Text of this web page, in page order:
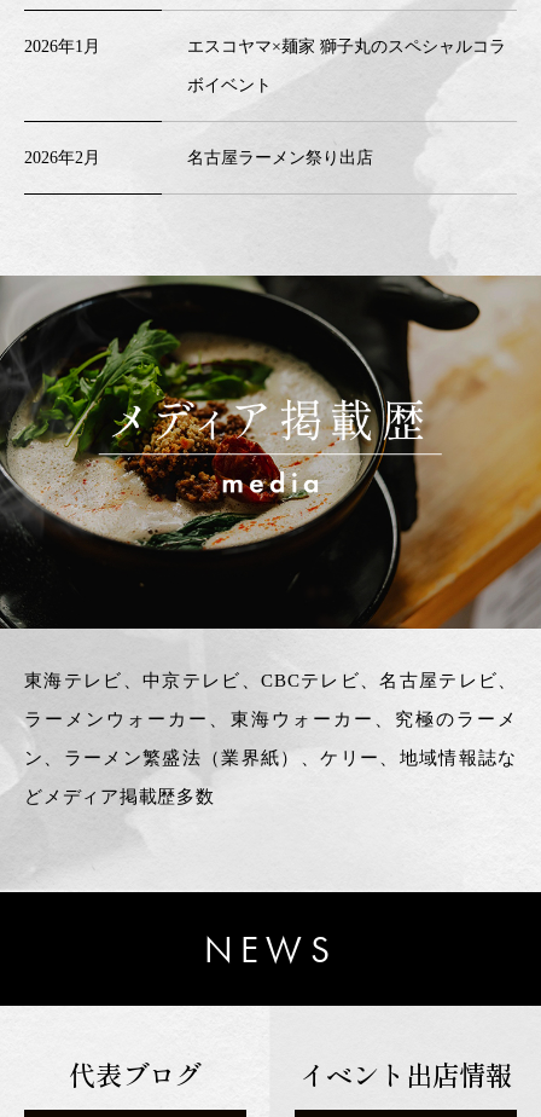
2026年1月 エスコヤマ×麺家 獅子丸のスペシャルコラ
ボイベント
2026年2月 名古屋ラーメン祭り出店
東海テレビ、中京テレビ、CBCテレビ、名古屋テレビ、
ラーメンウォーカー、東海ウォーカー、究極のラーメ
ン、ラーメン繁盛法（業界紙）、ケリー、地域情報誌な
どメディア掲載歴多数
NEWS
代表ブログ イベント出店情報